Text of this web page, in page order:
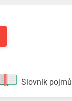
Slovník pojmů